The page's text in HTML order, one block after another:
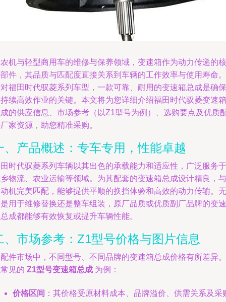
机与轻型商用车的维修与保养领域，变速箱作为动力传递的核
件，其品质与匹配度直接关系到车辆的工作效率与使用寿命。
福田时代驭菱系列车型，一款可靠、耐用的变速箱总成是确保
续高效作业的关键。本文将为您详细介绍福田时代驭菱变速箱
的供应信息、市场参考（以Z1型号为例）、选购要点及优质
家资源，助您精准采购。
、产品概述：专车专用，性能卓越
时代驭菱系列车辆以其出色的承载能力和适应性，广泛服务于
物流、农业运输等领域。为其配套的变速箱总成设计精良，与
机完美匹配，能够提供平顺的换挡体验和高效的动力传输。无
用于维修替换还是整车组装，原厂品质或优质副厂品牌的变速
成都能够有效恢复或提升车辆性能。
、市场参考：Z1型号价格与图片信息
件市场中，不同型号、不同品牌的变速箱总成价格有所差异。
见的 Z1型号变速箱总成 为例：
价格区间 ：其价格受原材料成本、品牌溢价、供需关系及采